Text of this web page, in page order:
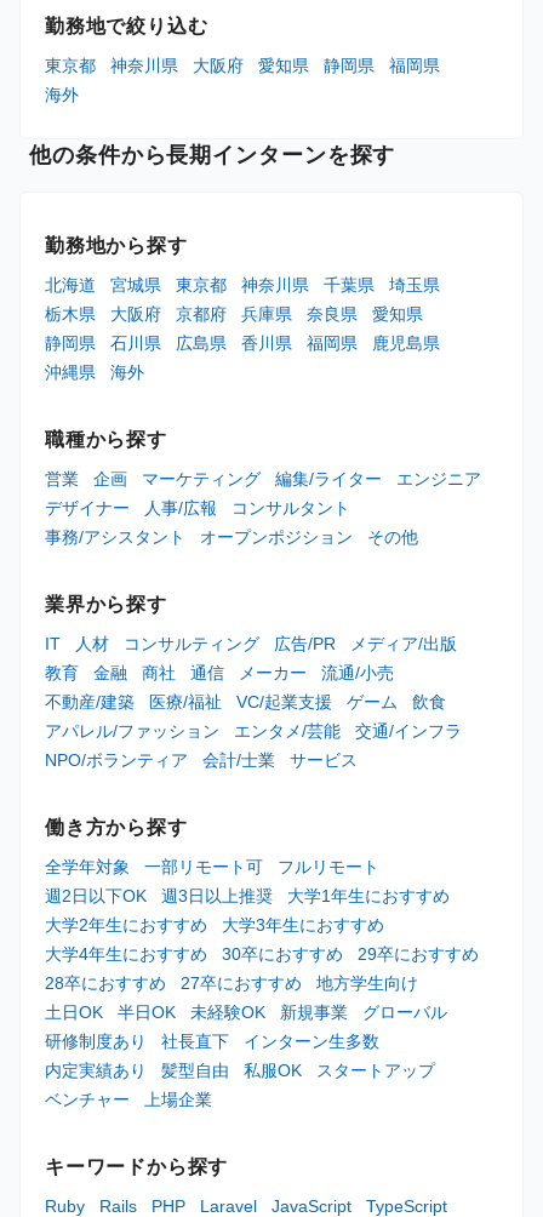
勤務地で絞り込む
東京都 神奈川県 大阪府 愛知県 静岡県
福岡県
海外
他の条件から長期インターンを探す
勤務地から探す
北海道 宮城県 東京都 神奈川県 千葉県
埼玉県
栃木県
大阪府 京都府 兵庫県 奈良県
愛知県
静岡県
石川県 広島県 香川県 福岡県
鹿児島県
沖縄県
海外
職種から探す
営業 企画 マーケティング 編集/ライター
エンジニア
デザイナー
人事/広報
コンサルタント
事務/アシスタント
オープンポジション その他
業界から探す
IT 人材 コンサルティング 広告/PR
メディア/出版
教育
金融 商社 通信 メーカー
流通/小売
不動産/建築
医療/福祉 VC/起業支援 ゲーム
飲食
アパレル/ファッション
エンタメ/芸能
交通/インフラ
NPO/ボランティア
会計/士業 サービス
働き方から探す
全学年対象 一部リモート可
フルリモート
週2日以下OK
週3日以上推奨
大学1年生におすすめ
大学2年生におすすめ
大学3年生におすすめ
大学4年生におすすめ
30卒におすすめ
29卒におすすめ
28卒におすすめ
27卒におすすめ
地方学生向け
土日OK
半日OK 未経験OK 新規事業
グローバル
研修制度あり
社長直下
インターン生多数
内定実績あり
髪型自由 私服OK
スタートアップ
ベンチャー
上場企業
キーワードから探す
Ruby Rails PHP Laravel JavaScript
TypeScript